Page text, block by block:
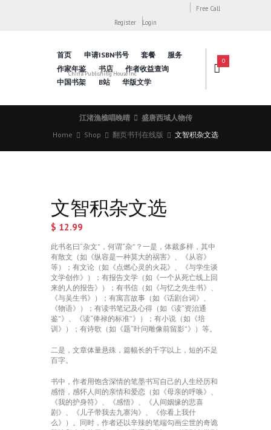
Free Call
Register
Login
China Publishing House Inc
首页 申请ISBN书号 套餐
服务
作家年鉴
书店
作者收益查询
中国书架
B站 华版文学
0
江渚漁樵唱晚晴
盛唐西域人物传
Home
Shop 翻页书刊在线版 文智积杂文选
文智积杂文选
$ 12.99
此书名曰“杂文”，何谓“杂”？一是，体裁多样，其中
有散文（如《纵容是一种莫大的祸害》、《从容》
等）；有文论（如《点燃心灵的火花》、《与学生谈
文学创作》）；有报告文学（如《一个从死亡线上回
来的人的报告》）；有书信（如《与忆之先生书》、
《与吴生书》）；有寓言故事（如《话剧台词》、
《物语》）；有读书笔记及心得（如《读“资治通
鉴”》、《读“俸禄的标准”》）；有小说（如《培
训》）；有诗歌（如《题“叶问雕像前留影”》）等。
二是，文章体量悬殊，篇幅长的千字以上，短的不足
百字。
书中，作者用饱含深情的笔墨书写自己的人生经历和
感悟，感怀人间的亲情和爱恋（如《母亲的呼唤》、
《我的护身符》、《感悟》、《人间姻缘的悲喜
剧》、《儿子带我去九寨沟》、《你看上我什
么》）。同时，作者还以辛辣的笔端勾画尘世的奇诡